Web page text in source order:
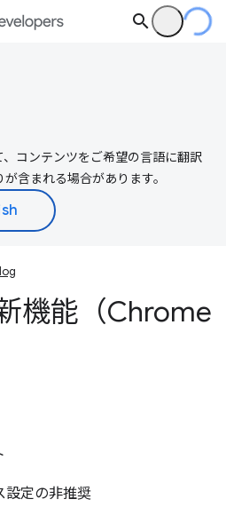
コンテンツをご希望の言語に翻訳
含まれる場合があります。
機能（Chrome
設定の非推奨